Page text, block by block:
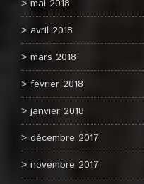
mai 2018
avril 2018
mars 2018
février 2018
janvier 2018
décembre 2017
novembre 2017